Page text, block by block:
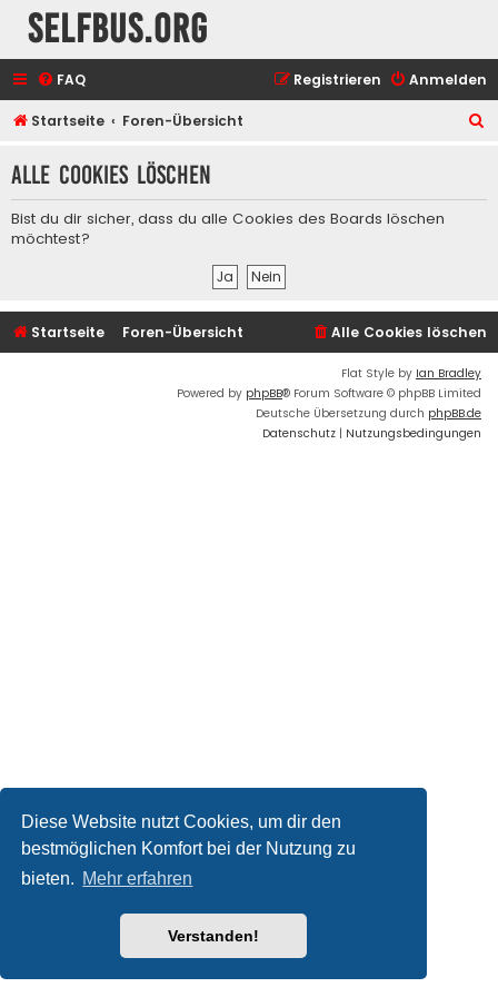
Diese Website nutzt Cookies, um dir den
bestmöglichen Komfort bei der Nutzung zu
bieten. Mehr erfahren
Verstanden!
selfbus.org
FAQ Anmelden
Registrieren
Startseite Foren-Übersicht
h
Alle Cookies löschen
Bist du dir sicher, dass du alle Cookies des Boards löschen
möchtest?
Startseite Foren-Übersicht Alle Cookies löschen
Flat Style by Ian Bradley
Powered by phpBB® Forum Software © phpBB Limited
Deutsche Übersetzung durch phpBB.de
Datenschutz | Nutzungsbedingungen